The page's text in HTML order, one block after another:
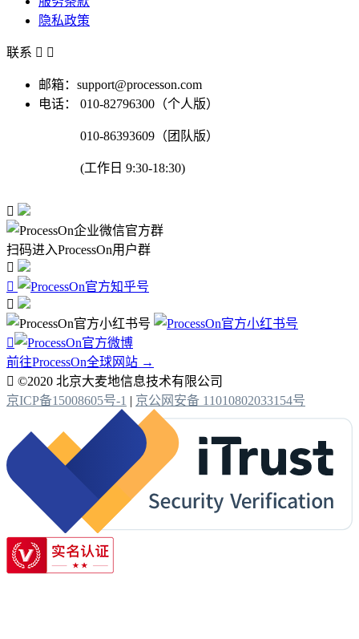
隐私政策
联系  
邮箱：support@processon.com
电话：
010-82796300（个人版）
010-86393609（团队版）
(工作日 9:30-18:30)

扫码进入ProcessOn用户群




前往ProcessOn全球网站 →
 ©2020 北京大麦地信息技术有限公司
京ICP备15008605号-1 | 京公网安备 11010802033154号